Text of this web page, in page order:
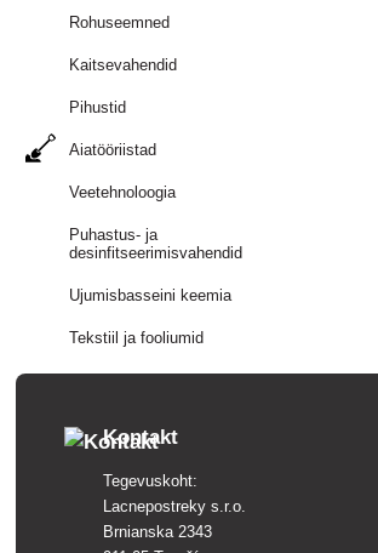
Rohuseemned
Kaitsevahendid
Pihustid
Aiatööriistad
Veetehnoloogia
Puhastus- ja
desinfitseerimisvahendid
Ujumisbasseini keemia
Tekstiil ja fooliumid
Kontakt
Tegevuskoht:
Lacnepostreky s.r.o.
Brnianska 2343